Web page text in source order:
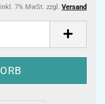
inkl. 7% MwSt. zzgl. Versand